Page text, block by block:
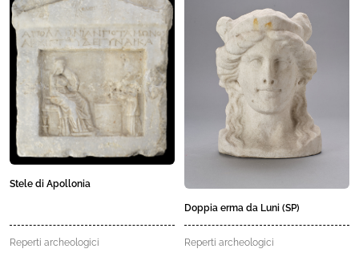
Stele di Apollonia
Reperti archeologici
Doppia erma da Luni (SP)
Reperti archeologici